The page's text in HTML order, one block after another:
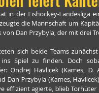
in der Eishockey‑Landesliga
die Mannschaft um
Dan Przybyla, der mit drei
sich beide Teams
Spiel zu finden. Doch
Ondrej Havlicek (Kames,
Dan Przybyla (Kames,
effizient agierte, blieb